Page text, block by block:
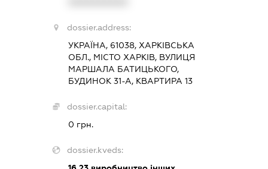
dossier.address:
УКРАЇНА, 61038, ХАРКІВСЬКА
ОБЛ., МІСТО ХАРКІВ, ВУЛИЦЯ
МАРШАЛА БАТИЦЬКОГО,
БУДИНОК 31-А, КВАРТИРА 13
dossier.capital:
0 грн.
dossier.kveds: